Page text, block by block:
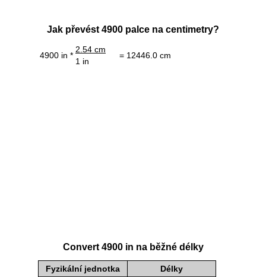
Jak převést 4900 palce na centimetry?
4900 in *
2.54 cm
= 12446.0 cm
1 in
Convert 4900 in na běžné délky
Fyzikální jednotka Délky